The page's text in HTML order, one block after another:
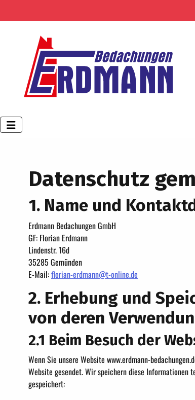
Datenschutz
1. Name und
Erdmann Bedachungen GmbH
GF: Florian Erdmann
Lindenstr. 16d
35285 Gemünden
E-Mail:florian-erdmann@t-online.de
2. Erhebung und
von deren
2.1 Beim Besuch der
Wenn Sie unsere Website www.erdmann-
Website gesendet. Wir speichern diese Informationen
gespeichert: